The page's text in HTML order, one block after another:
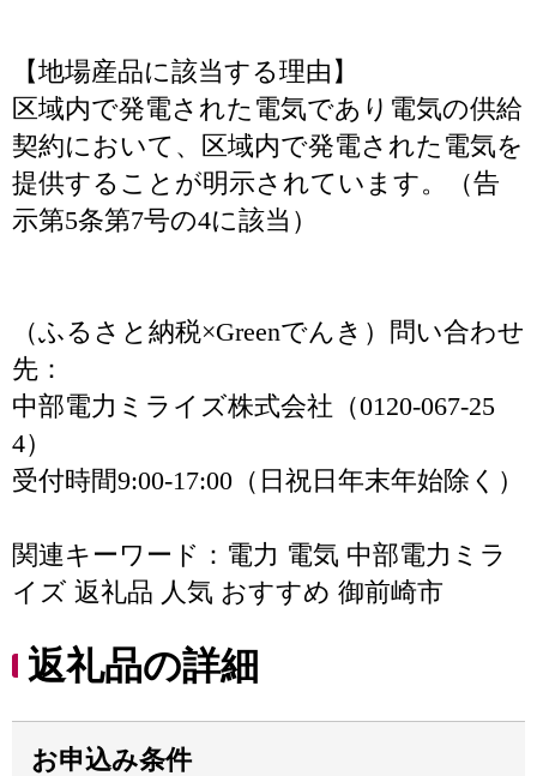
【地場産品に該当する理由】
区域内で発電された電気であり電気の供給
契約において、区域内で発電された電気を
提供することが明示されています。（告
示第5条第7号の4に該当）
（ふるさと納税×Greenでんき）問い合わせ
先：
中部電力ミライズ株式会社（0120-067-25
4）
受付時間9:00-17:00（日祝日年末年始除く）
関連キーワード：電力 電気 中部電力ミラ
イズ 返礼品 人気 おすすめ 御前崎市
返礼品の詳細
お申込み条件